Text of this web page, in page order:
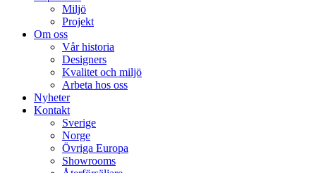
Miljö
Projekt
Om oss
Vår historia
Designers
Kvalitet och miljö
Arbeta hos oss
Nyheter
Kontakt
Sverige
Norge
Övriga Europa
Showrooms